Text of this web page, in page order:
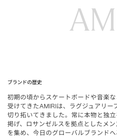
ブランドの歴史
初期の頃からスケートボードや音楽
受けてきたAMIRIは、ラグジュアリー
切り拓いてきました。常に本物と独
掲げ、ロサンゼルスを拠点としたメ
を集め、今日のグローバルブランドへ